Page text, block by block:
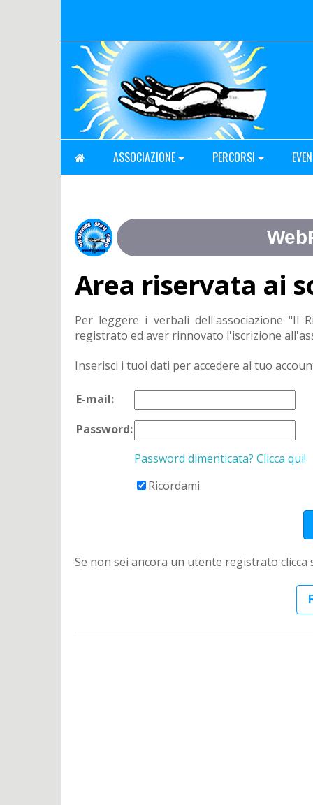
ASSOCIAZIONE PERCORSI
Area riservata ai
Per leggere i verbali dell'associazione "Il
registrato ed aver rinnovato l'iscrizione
Inserisci i tuoi dati per accedere al tuo
E-mail:
Password:
Password dimenticata? Clicca qui!
Ricordami
Se non sei ancora un utente registrato